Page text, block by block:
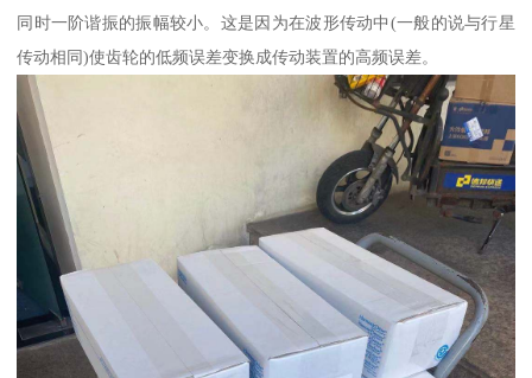
同时一阶谐振的振幅较小。这是因为在波形传动中(一般的说与行星
传动相同)使齿轮的低频误差变换成传动装置的高频误差。